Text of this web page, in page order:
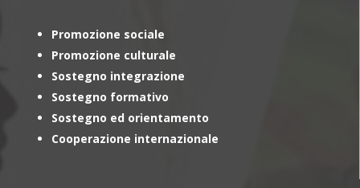
Promozione sociale
Promozione culturale
Sostegno integrazione
Sostegno formativo
Sostegno ed orientamento
Cooperazione internazionale